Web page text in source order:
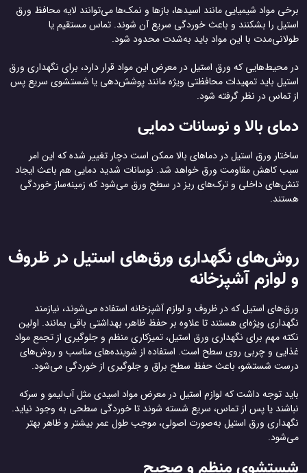
برخی مواد شیمیایی مانند اسیدها، بازها و نمک‌ها می‌توانند لایه محافظ ورق
استیل را بشکنند و باعث خوردگی سریع آن شوند. تماس مستقیم یا
طولانی‌مدت با این مواد باید به‌شدت محدود شود.
در محیط‌هایی که ورق استیل در معرض این مواد قرار دارد، برای نگهداری ورق
استیل باید تمهیدات محافظتی ویژه مانند پوشش‌دهی یا شستشوی سریع پس
از تماس در نظر گرفته شود.
دمای بالا و نوسانات دمایی
ساختار ورق استیل در دماهای بالا ممکن است دچار تغییر شده که این امر
سبب کاهش مقاومت ورق خواهد شد. نوسانات شدید دمایی هم باعث ایجاد
تنش‌های داخلی و ترک‌های ریز در سطح ورق می‌شود که زمینه‌ساز خوردگی
هستند.
روش‌های نگهداری ورق‌های استیل در ظروف
و لوازم آشپزخانه
ورق‌های استیل که در ظروف و لوازم آشپزخانه استفاده می‌شوند، نیازمند
نگهداری ویژه‌ای هستند تا علاوه بر حفظ ظاهر، بهداشتی باقی بمانند. اولین
نکته مهم برای نگهداری ورق استیل، تمیزکاری منظم و جلوگیری از تجمع مواد
غذایی و چربی روی سطح است. استفاده از شوینده‌های مناسب و روش‌های
درست شستشو، باعث حفظ سطح براق و جلوگیری از خوردگی می‌شود.
باید توجه داشت که لوازم استیل در معرض مواد اسیدی مثل آب‌لیمو و سرکه
نباشند یا پس از تماس، سریع شسته شوند تا خوردگی سطحی به وجود نیاید.
نگهداری ورق استیل به‌صورت اصولی، موجب طول عمر بیشتر و ظاهر بهتر
می‌شود.